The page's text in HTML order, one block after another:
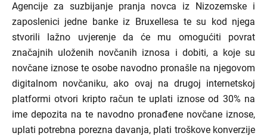
Agencije za suzbijanje pranja novca iz Nizozemske i
zaposlenici jedne banke iz Bruxellesa te su kod njega
stvorili lažno uvjerenje da će mu omogućiti povrat
značajnih uloženih novčanih iznosa i dobiti, a koje su
novčane iznose te osobe navodno pronašle na njegovom
digitalnom novčaniku, ako ovaj na drugoj internetskoj
platformi otvori kripto račun te uplati iznose od 30% na
ime depozita na te navodno pronađene novčane iznose,
uplati potrebna porezna davanja, plati troškove konverzije